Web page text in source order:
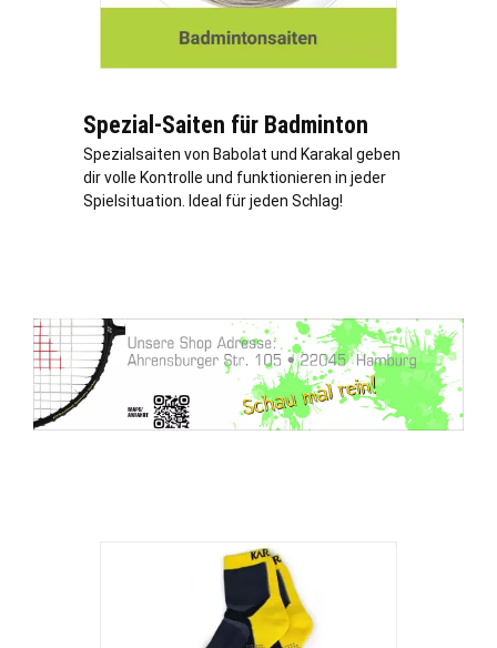
Spezial-Saiten für Badminton
Spezialsaiten von Babolat und Karakal geben
dir volle Kontrolle und funktionieren in jeder
Spielsituation. Ideal für jeden Schlag!